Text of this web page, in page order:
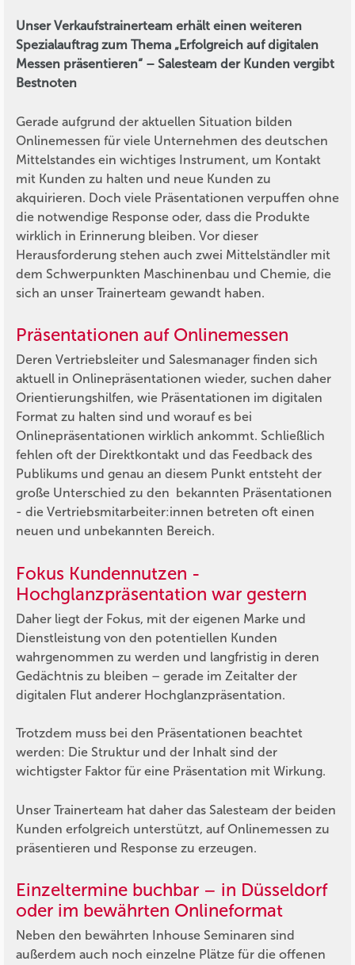
Unser Verkaufstrainerteam erhält einen weiteren
Spezialauftrag zum Thema „Erfolgreich auf digitalen
Messen präsentieren“ – Salesteam der Kunden vergibt
Bestnoten
Gerade aufgrund der aktuellen Situation bilden
Onlinemessen für viele Unternehmen des deutschen
Mittelstandes ein wichtiges Instrument, um Kontakt
mit Kunden zu halten und neue Kunden zu
akquirieren. Doch viele Präsentationen verpuffen ohne
die notwendige Response oder, dass die Produkte
wirklich in Erinnerung bleiben. Vor dieser
Herausforderung stehen auch zwei Mittelständler mit
dem Schwerpunkten Maschinenbau und Chemie, die
sich an unser Trainerteam gewandt haben.
Präsentationen auf Onlinemessen
Deren Vertriebsleiter und Salesmanager finden sich
aktuell in Onlinepräsentationen wieder, suchen daher
Orientierungshilfen, wie Präsentationen im digitalen
Format zu halten sind und worauf es bei
Onlinepräsentationen wirklich ankommt. Schließlich
fehlen oft der Direktkontakt und das Feedback des
Publikums und genau an diesem Punkt entsteht der
große Unterschied zu den bekannten Präsentationen
- die Vertriebsmitarbeiter:innen betreten oft einen
neuen und unbekannten Bereich.
Fokus Kundennutzen -
Hochglanzpräsentation war gestern
Daher liegt der Fokus, mit der eigenen Marke und
Dienstleistung von den potentiellen Kunden
wahrgenommen zu werden und langfristig in deren
Gedächtnis zu bleiben – gerade im Zeitalter der
digitalen Flut anderer Hochglanzpräsentation.
Trotzdem muss bei den Präsentationen beachtet
werden: Die Struktur und der Inhalt sind der
wichtigster Faktor für eine Präsentation mit Wirkung.
Unser Trainerteam hat daher das Salesteam der beiden
Kunden erfolgreich unterstützt, auf Onlinemessen zu
präsentieren und Response zu erzeugen.
Einzeltermine buchbar – in Düsseldorf
oder im bewährten Onlineformat
Neben den bewährten Inhouse Seminaren sind
außerdem auch noch einzelne Plätze für die offenen